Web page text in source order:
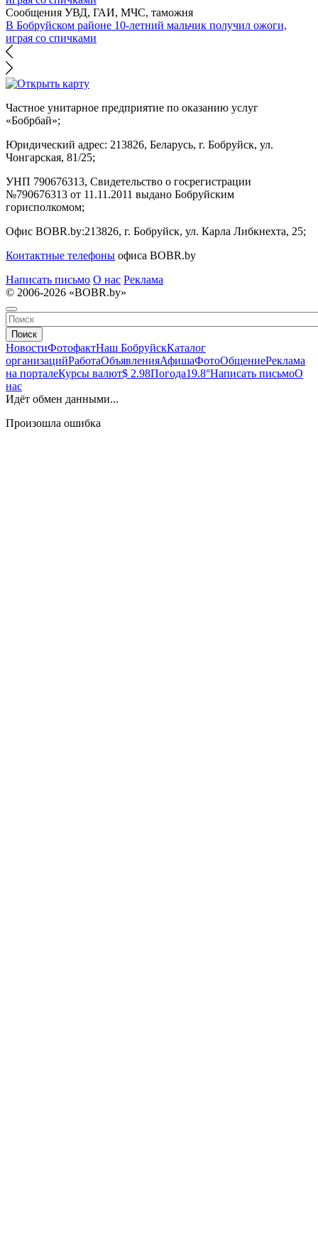
Сообщения УВД, ГАИ, МЧС, таможня
В Бобруйском районе 10-летний мальчик получил ожоги,
играя со спичками
Частное унитарное предприятие по оказанию услуг
«Бобрбай»;
Юридический адрес: 213826, Беларусь, г. Бобруйск, ул.
Чонгарская, 81/25;
УНП 790676313, Свидетельство о госрегистрации
№790676313 от 11.11.2011 выдано Бобруйским
горисполкомом;
Офис BOBR.by:213826, г. Бобруйск, ул. Карла Либкнехта, 25;
Контактные телефоны офиса BOBR.by
Написать письмо О нас Реклама
© 2006-2026 «BOBR.by»
Поиск
НовостиФотофактНаш БобруйскКаталог
организацийРаботаОбъявленияАфишаФотоОбщениеРеклама
на порталеКурсы валют$ 2.98Погода19.8°Написать письмоО
нас
Идёт обмен данными...
Произошла ошибка